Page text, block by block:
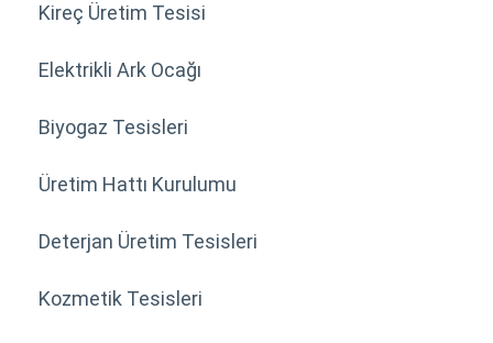
Kireç Üretim Tesisi
Elektrikli Ark Ocağı
Biyogaz Tesisleri
Üretim Hattı Kurulumu
Deterjan Üretim Tesisleri
Kozmetik Tesisleri